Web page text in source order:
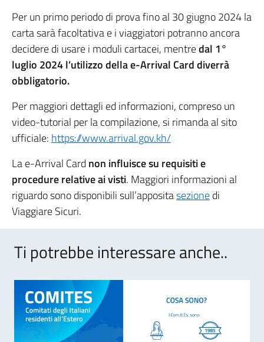
Per un primo periodo di prova fino al 30 giugno 2024 la
carta sarà facoltativa e i viaggiatori potranno ancora
decidere di usare i moduli cartacei, mentredal 1°
luglio 2024 l’utilizzo della e-Arrival Card diverrà
obbligatorio.
Per maggiori dettagli ed informazioni, compreso un
video-tutorial per la compilazione, si rimanda al sito
ufficiale: https://www.arrival.gov.kh/
La e-Arrival Card non influisce su requisiti e
procedure relative ai visti. Maggiori informazioni al
riguardo sono disponibili sull’appositasezionedi
Viaggiare Sicuri.
Ti potrebbe interessare anche..